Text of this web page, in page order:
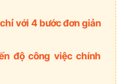
với 4 bước đơn giản
độ công việc chính